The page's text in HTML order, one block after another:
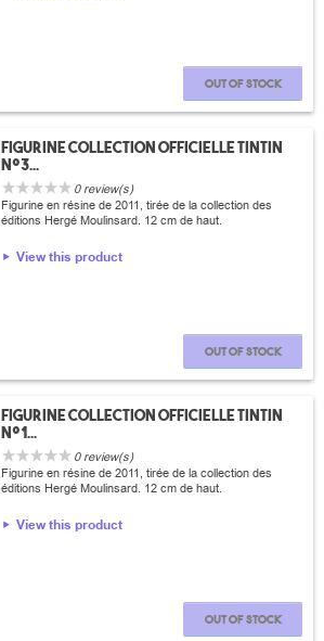
Out of stock
Figurine collection officielle Tintin
n°3...
0 review(s)
Figurine en résine de 2011, tirée de la collection des
éditions Hergé Moulinsard. 12 cm de haut.
View this product
Out of stock
Figurine collection officielle Tintin
n°1...
0 review(s)
Figurine en résine de 2011, tirée de la collection des
éditions Hergé Moulinsard. 12 cm de haut.
View this product
Out of stock